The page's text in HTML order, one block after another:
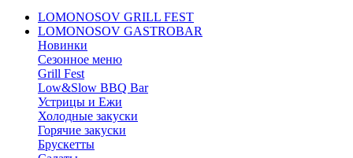
LOMONOSOV GRILL FEST
LOMONOSOV GASTROBAR
Новинки
Сезонное меню
Grill Fest
Low&Slow BBQ Bar
Устрицы и Ежи
Холодные закуски
Горячие закуски
Брускетты